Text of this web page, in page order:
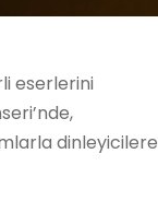
eserlerini
dinleyicilere